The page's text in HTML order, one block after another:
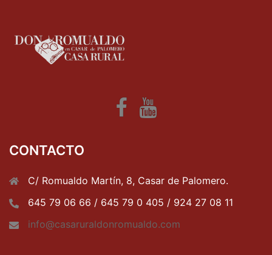
Fb
CONTACTO
C/ Romualdo Martín, 8, Casar de Palomero.
645 79 06 66 / 645 79 0 405 / 924 27 08 11
info@casaruraldonromualdo.com